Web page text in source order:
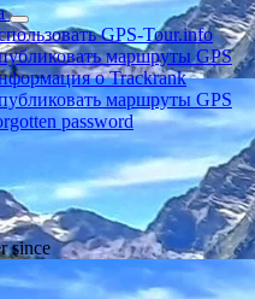
GPS-Tour.info
маршруты GPS
о Trackrank
маршруты GPS
password
since